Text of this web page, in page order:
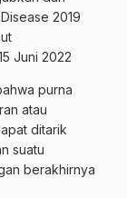
2019
Juni 2022
purna
atau
ditarik
suatu
berakhirnya